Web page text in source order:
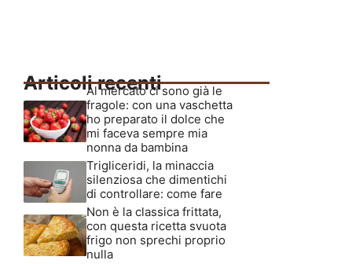
Articoli recenti
Al mercato ci sono già le
fragole: con una vaschetta
ho preparato il dolce che
mi faceva sempre mia
nonna da bambina
Trigliceridi, la minaccia
silenziosa che dimentichi
di controllare: come fare
Non è la classica frittata,
con questa ricetta svuota
frigo non sprechi proprio
nulla